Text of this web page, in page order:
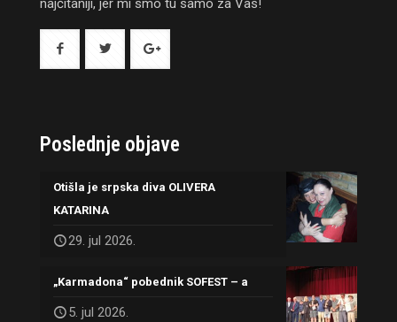
najčitaniji, jer mi smo tu samo za Vas!
Poslednje objave
Otišla je srpska diva OLIVERA
KATARINA
29. jul 2026.
„Karmadona“ pobednik SOFEST – a
5. jul 2026.